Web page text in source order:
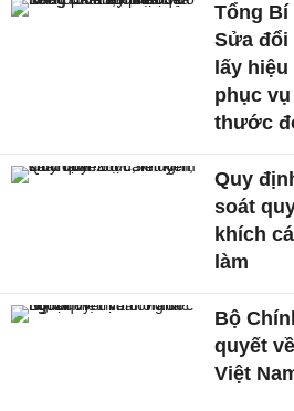
Tổng
Sửa đổi
lấy
phục
thước
Quy
soát
khích
làm
Bộ
quyết
Việt